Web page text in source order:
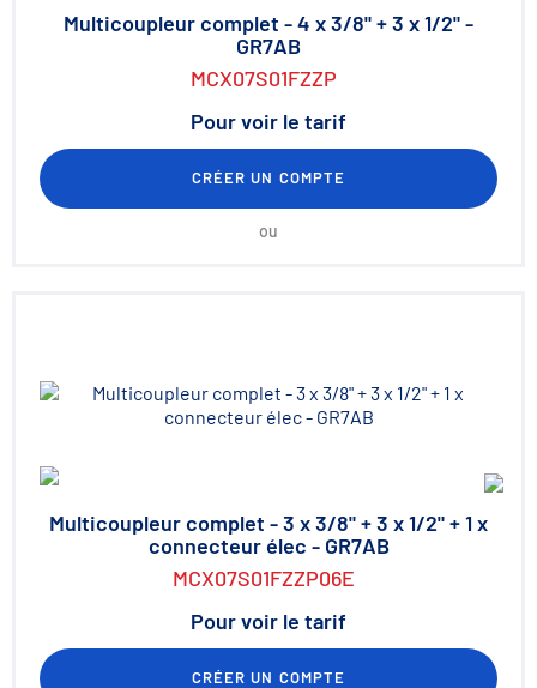
Multicoupleur complet - 4 x 3/8" + 3 x 1/2" -
GR7AB
MCX07S01FZZP
Pour voir le tarif
CRÉER UN COMPTE
ou
Multicoupleur complet - 3 x 3/8" + 3 x 1/2" + 1 x
connecteur élec - GR7AB
MCX07S01FZZP06E
Pour voir le tarif
CRÉER UN COMPTE